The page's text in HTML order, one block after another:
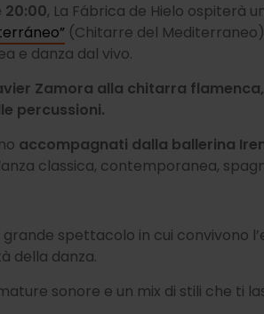
20:00, La Fábrica de Hielo ospiterà
(Chitarre del
e danza dal vivo.
Zamora alla chitarra
percussioni.
accompagnati dalla ballerina
classica, contemporanea,
spettacolo in cui convivono
della danza.
sonore e un mix di stili che ti